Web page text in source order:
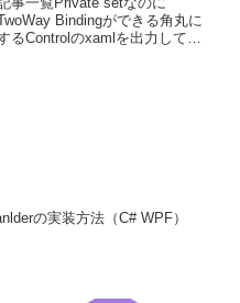
Bindingができる角丸に
るControlのxamlを出力してみ
の実装方法（C# WPF）